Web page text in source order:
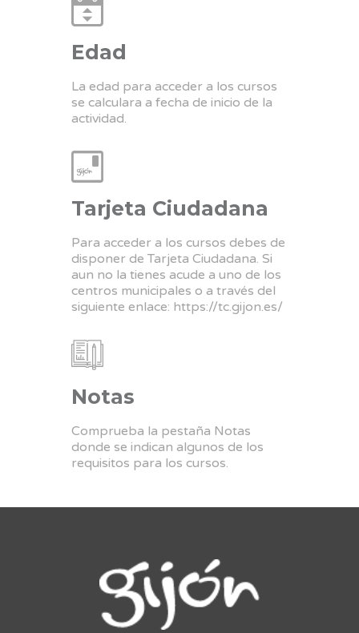
Edad
La edad para acceder a los cursos
se calculara a fecha de inicio de la
actividad.
Tarjeta Ciudadana
Para acceder a los cursos debes de
disponer de Tarjeta Ciudadana. Si
aun no la tienes acude a uno de los
centros municipales o a través del
siguiente enlace: https://tc.gijon.es/
Notas
Comprueba la pestaña Notas
donde se indican algunos de los
requisitos para los cursos.